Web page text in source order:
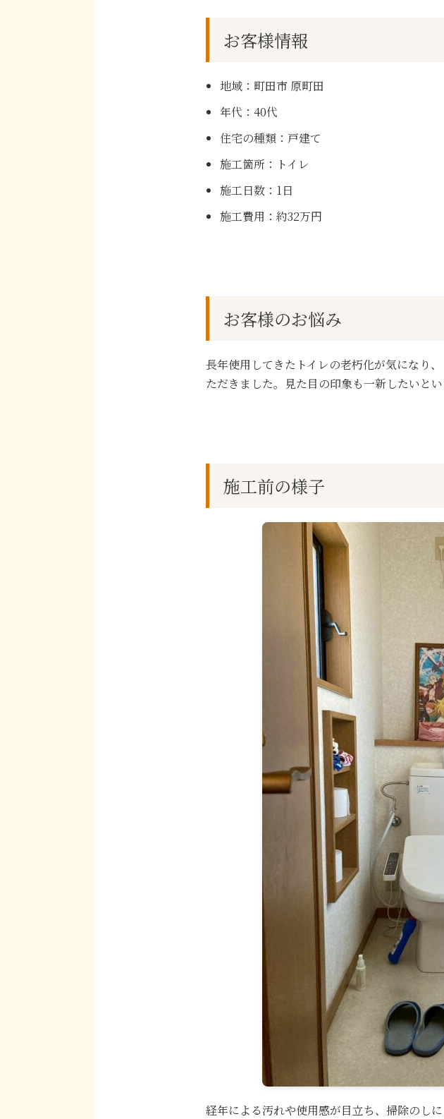
お客様情報
地域：町田市 原町田
年代：40代
住宅の種類：戸建て
施工箇所：トイレ
施工日数：1日
施工費用：約32万円
お客様のお悩み
長年使用してきたトイレの老朽化が気になり
ただきました。見た目の印象も一新したいとい
施工前の様子
経年による汚れや使用感が目立ち、掃除のし